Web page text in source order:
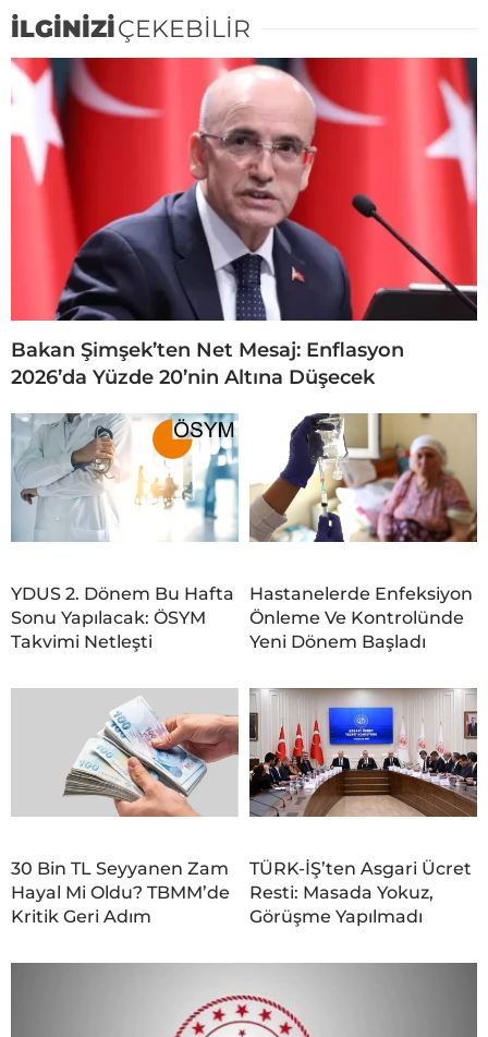
İLGİNİZİÇEKEBİLİR
Bakan Şimşek’ten Net Mesaj: Enflasyon
2026’da Yüzde 20’nin Altına Düşecek
YDUS 2. Dönem Bu Hafta
Sonu Yapılacak: ÖSYM
Takvimi Netleşti
Hastanelerde Enfeksiyon
Önleme Ve Kontrolünde
Yeni Dönem Başladı
30 Bin TL Seyyanen Zam
Hayal Mi Oldu? TBMM’de
Kritik Geri Adım
TÜRK-İŞ’ten Asgari Ücret
Resti: Masada Yokuz,
Görüşme Yapılmadı